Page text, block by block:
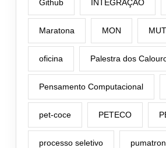
Github INTEGRAÇÃO
Maratona MON
oficina Palestra dos
Pensamento Computacional
pet-coce PETECO
processo seletivo